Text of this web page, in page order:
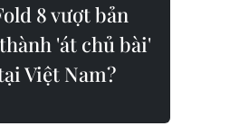
8 vượt bản
'át chủ bài'
Việt Nam?